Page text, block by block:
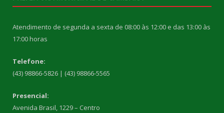
Atendimento de segunda a sexta de 08:00 às 12:00 e das 13:00 às
17:00 horas
Telefone:
(43) 98866-5826 | (43) 98866-5565
Presencial:
Avenida Brasil, 1229 – Centro